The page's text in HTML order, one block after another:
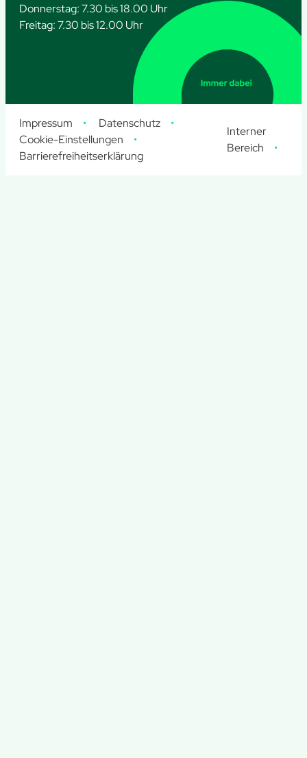
Donnerstag: 7.30 bis 18.00 Uhr
Freitag: 7.30 bis 12.00 Uhr
Impressum
Datenschutz
Cookie-Einstellungen
Barrierefreiheitserklärung
Interner
Bereich